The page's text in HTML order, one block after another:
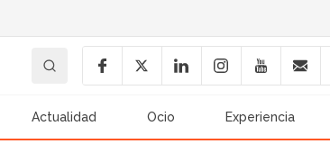
Actualidad Ocio Experiencia